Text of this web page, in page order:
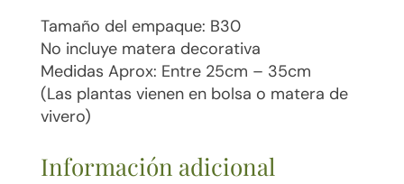
Tamaño del empaque: B30
No incluye matera decorativa
Medidas Aprox: Entre 25cm – 35cm
(Las plantas vienen en bolsa o matera de
vivero)
Información adicional